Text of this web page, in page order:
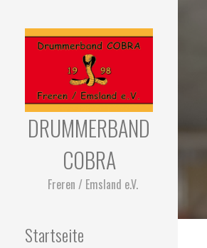
DRUMMERBAND
COBRA
Freren / Emsland e.V.
Startseite